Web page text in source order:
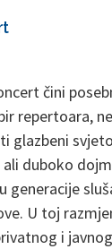
čini
repertoara,
glazbeni
duboko
generacije
U toj
i